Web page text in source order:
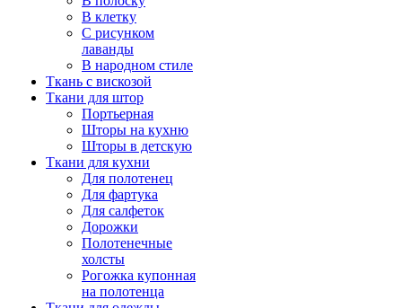
В клетку
С рисунком
лаванды
В народном стиле
Ткань с вискозой
Ткани для штор
Портьерная
Шторы на кухню
Шторы в детскую
Ткани для кухни
Для полотенец
Для фартука
Для салфеток
Дорожки
Полотенечные
холсты
Рогожка купонная
на полотенца